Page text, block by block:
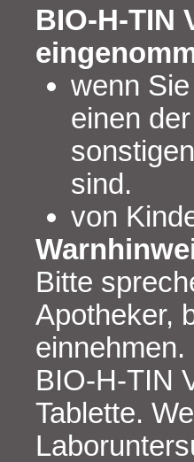
BIO-H-TIN
wenn
einen
sind.
von
Bitte
Apotheker,
einnehmen.
BIO-H-TIN
Tablette.